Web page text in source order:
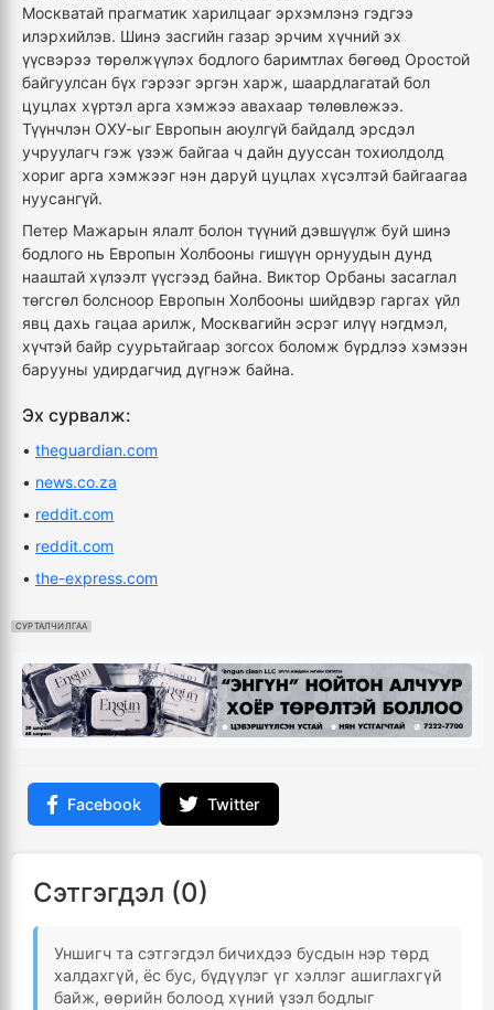
Москватай прагматик харилцааг эрхэмлэнэ гэдгээ
илэрхийлэв. Шинэ засгийн газар эрчим хүчний эх
үүсвэрээ төрөлжүүлэх бодлого баримтлах бөгөөд Оростой
байгуулсан бүх гэрээг эргэн харж, шаардлагатай бол
цуцлах хүртэл арга хэмжээ авахаар төлөвлөжээ.
Түүнчлэн ОХУ-ыг Европын аюулгүй байдалд эрсдэл
учруулагч гэж үзэж байгаа ч дайн дууссан тохиолдолд
хориг арга хэмжээг нэн даруй цуцлах хүсэлтэй байгаагаа
нуусангүй.
Петер Мажарын ялалт болон түүний дэвшүүлж буй шинэ
бодлого нь Европын Холбооны гишүүн орнуудын дунд
нааштай хүлээлт үүсгээд байна. Виктор Орбаны засаглал
төгсгөл болсноор Европын Холбооны шийдвэр гаргах үйл
явц дахь гацаа арилж, Москвагийн эсрэг илүү нэгдмэл,
хүчтэй байр суурьтайгаар зогсох боломж бүрдлээ хэмээн
барууны удирдагчид дүгнэж байна.
Эх сурвалж:
• theguardian.com
• news.co.za
• reddit.com
• reddit.com
• the-express.com
СУРТАЛЧИЛГАА
Facebook Twitter
Сэтгэгдэл (0)
Уншигч та сэтгэгдэл бичихдээ бусдын нэр төрд
халдахгүй, ёс бус, бүдүүлэг үг хэллэг ашиглахгүй
байж, өөрийн болоод хүний үзэл бодлыг